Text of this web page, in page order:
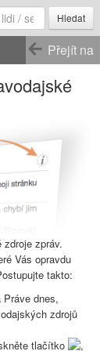
Hledat
Přejít na
zpráv.
Vás opravdu
takto:
Práve dnes,
zdrojů
tlačítko ,